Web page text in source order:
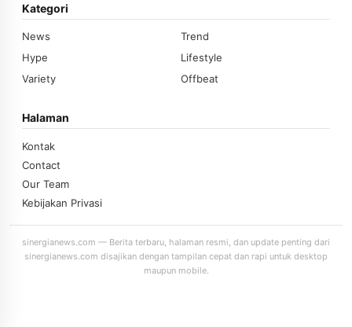
Kategori
News
Trend
Hype
Lifestyle
Variety
Offbeat
Halaman
Kontak
Contact
Our Team
Kebijakan Privasi
sinergianews.com — Berita terbaru, halaman resmi, dan update penting dari
sinergianews.com disajikan dengan tampilan cepat dan rapi untuk desktop
maupun mobile.